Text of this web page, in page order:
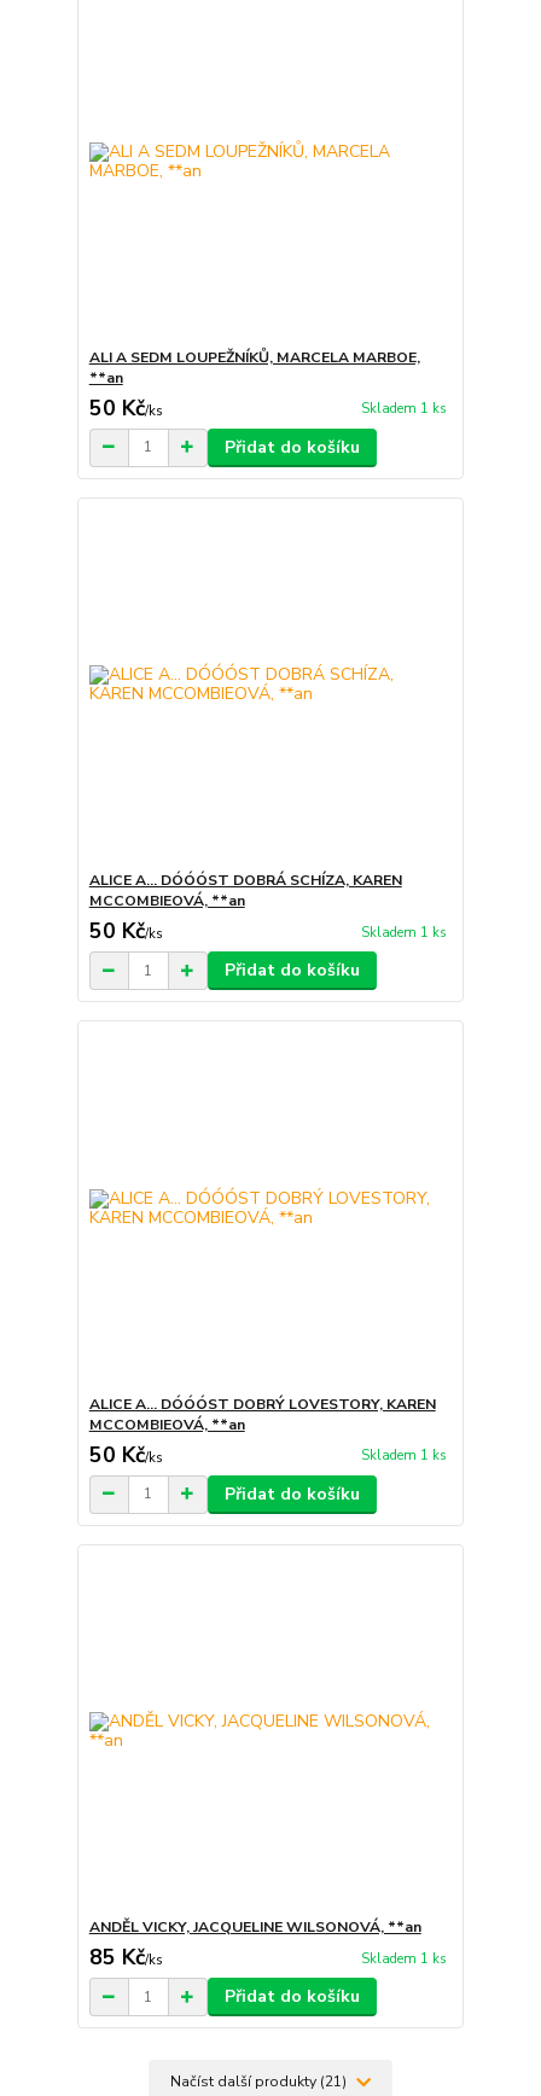
ALI A SEDM LOUPEŽNÍKŮ, MARCELA MARBOE,
**an
50 Kč/ks Skladem 1 ks
Přidat do košíku
ALICE A... DÓÓÓST DOBRÁ SCHÍZA, KAREN
MCCOMBIEOVÁ, **an
50 Kč/ks Skladem 1 ks
Přidat do košíku
ALICE A... DÓÓÓST DOBRÝ LOVESTORY, KAREN
MCCOMBIEOVÁ, **an
50 Kč/ks Skladem 1 ks
Přidat do košíku
ANDĚL VICKY, JACQUELINE WILSONOVÁ, **an
85 Kč/ks Skladem 1 ks
Přidat do košíku
Načíst další produkty (21)